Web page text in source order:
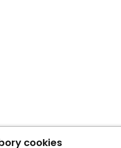
cookies